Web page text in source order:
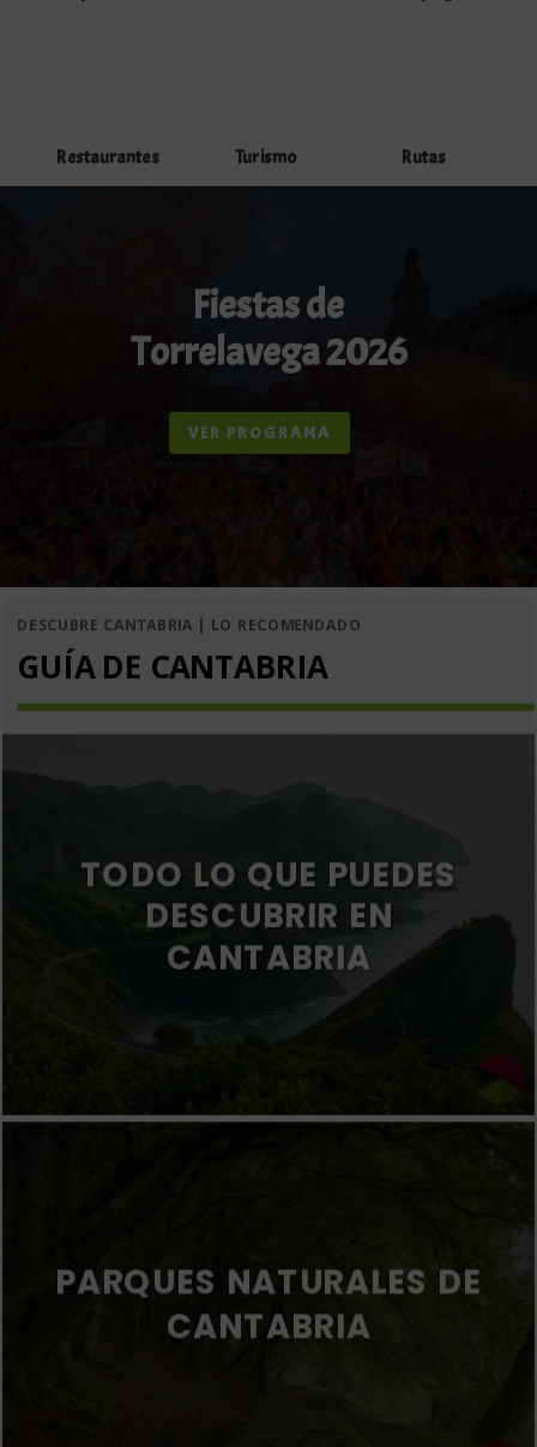
Restaurantes Turismo Rutas
Fiestas de
Torrelavega 2026
VER PROGRAMA
DESCUBRE CANTABRIA | LO RECOMENDADO
GUÍA DE CANTABRIA
TODO LO QUE PUEDES
DESCUBRIR EN
CANTABRIA
PARQUES NATURALES DE
CANTABRIA